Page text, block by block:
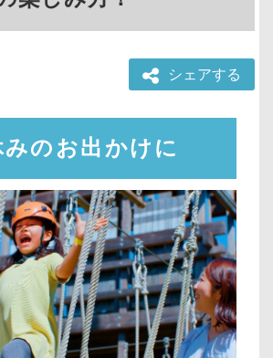
シェアする
みのお出かけに